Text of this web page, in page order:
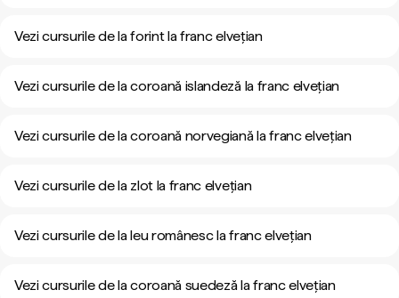
Vezi cursurile de la forint la franc elvețian
Vezi cursurile de la coroană islandeză la franc elvețian
Vezi cursurile de la coroană norvegiană la franc elvețian
Vezi cursurile de la zlot la franc elvețian
Vezi cursurile de la leu românesc la franc elvețian
Vezi cursurile de la coroană suedeză la franc elvețian